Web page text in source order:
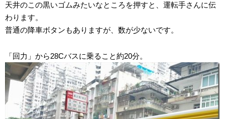
天井のこの黒いゴムみたいなところを押すと、運転手さんに伝
わります。
普通の降車ボタンもありますが、数が少ないです。
「回力」から28Cバスに乗ること約20分。